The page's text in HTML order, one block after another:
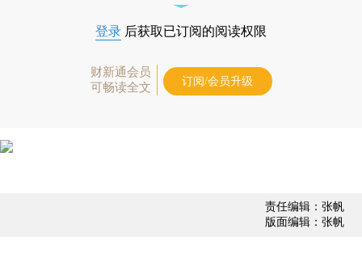
登录 后获取已订阅的阅读权限
财新通会员
可畅读全文
订阅/会员升级
责任编辑：张帆
版面编辑：张帆